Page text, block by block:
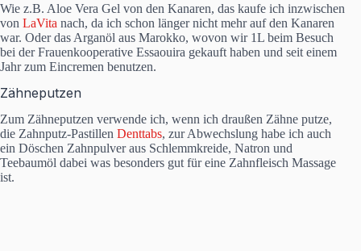
Wie z.B. Aloe Vera Gel von den Kanaren, das kaufe ich inzwischen
von LaVita nach, da ich schon länger nicht mehr auf den Kanaren
war. Oder das Arganöl aus Marokko, wovon wir 1L beim Besuch
bei der Frauenkooperative Essaouira gekauft haben und seit einem
Jahr zum Eincremen benutzen.
Zähneputzen
Zum Zähneputzen verwende ich, wenn ich draußen Zähne putze,
die Zahnputz-Pastillen Denttabs, zur Abwechslung habe ich auch
ein Döschen Zahnpulver aus Schlemmkreide, Natron und
Teebaumöl dabei was besonders gut für eine Zahnfleisch Massage
ist.